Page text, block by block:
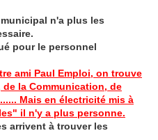
n'a plus les
pour le personnel
ami Paul Emploi, on trouve
la Communication, de
Mais en électricité mis à
il n'y a plus personne.
arrivent à trouver les